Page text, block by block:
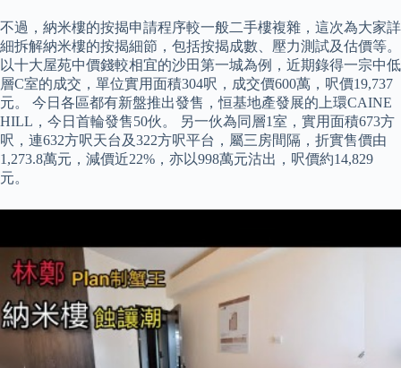
不過，納米樓的按揭申請程序較一般二手樓複雜，這次為大家詳
細拆解納米樓的按揭細節，包括按揭成數、壓力測試及估價等。
以十大屋苑中價錢較相宜的沙田第一城為例，近期錄得一宗中低
層C室的成交，單位實用面積304呎，成交價600萬，呎價19,737
元。 今日各區都有新盤推出發售，恒基地產發展的上環CAINE
HILL，今日首輪發售50伙。 另一伙為同層1室，實用面積673方
呎，連632方呎天台及322方呎平台，屬三房間隔，折實售價由
1,273.8萬元，減價近22%，亦以998萬元沽出，呎價約14,829
元。